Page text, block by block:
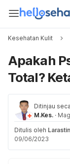
Kesehatan Kulit
Apakah
Total?
Ditinjau
M.Kes. ·
Ditulis oleh
09/06/2023